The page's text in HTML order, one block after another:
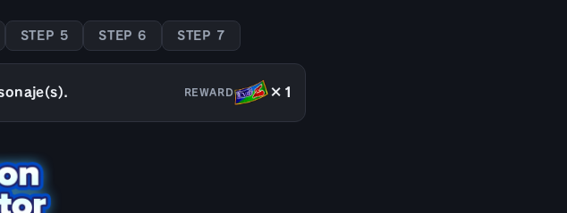
STEP 5 STEP 6 STEP 7
REWARD ×1